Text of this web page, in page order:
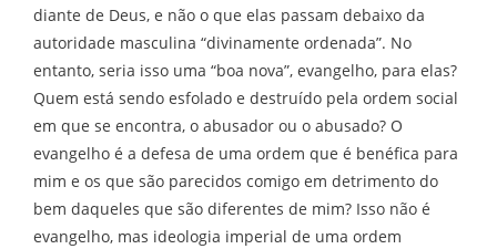
diante de Deus, e não o que elas passam debaixo da
autoridade masculina “divinamente ordenada”. No
entanto, seria isso uma “boa nova”, evangelho, para elas?
Quem está sendo esfolado e destruído pela ordem social
em que se encontra, o abusador ou o abusado? O
evangelho é a defesa de uma ordem que é benéfica para
mim e os que são parecidos comigo em detrimento do
bem daqueles que são diferentes de mim? Isso não é
evangelho, mas ideologia imperial de uma ordem